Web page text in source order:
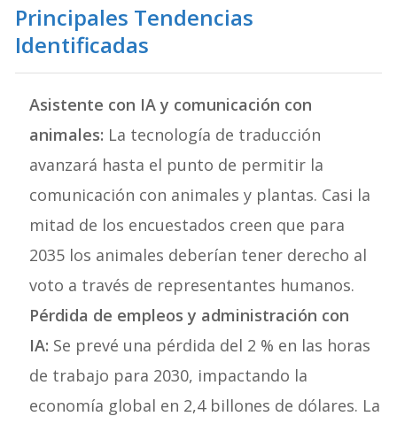
Principales Tendencias
Identificadas
Asistente con IA y comunicación con
animales: La tecnología de traducción
avanzará hasta el punto de permitir la
comunicación con animales y plantas. Casi la
mitad de los encuestados creen que para
2035 los animales deberían tener derecho al
voto a través de representantes humanos.
Pérdida de empleos y administración con
IA: Se prevé una pérdida del 2 % en las horas
de trabajo para 2030, impactando la
economía global en 2,4 billones de dólares. La